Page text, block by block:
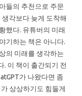
들의 추천으로 주문
생각보다 늦게 도착해
했다. 유튜버의 미래
기하는 책은 아니다.
의 미래를 생각하는
. 이 책이 출간되기 전
가 나왔다면 좀
상상하기도 힘들게